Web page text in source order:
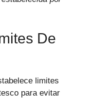
De
limites
para evitar